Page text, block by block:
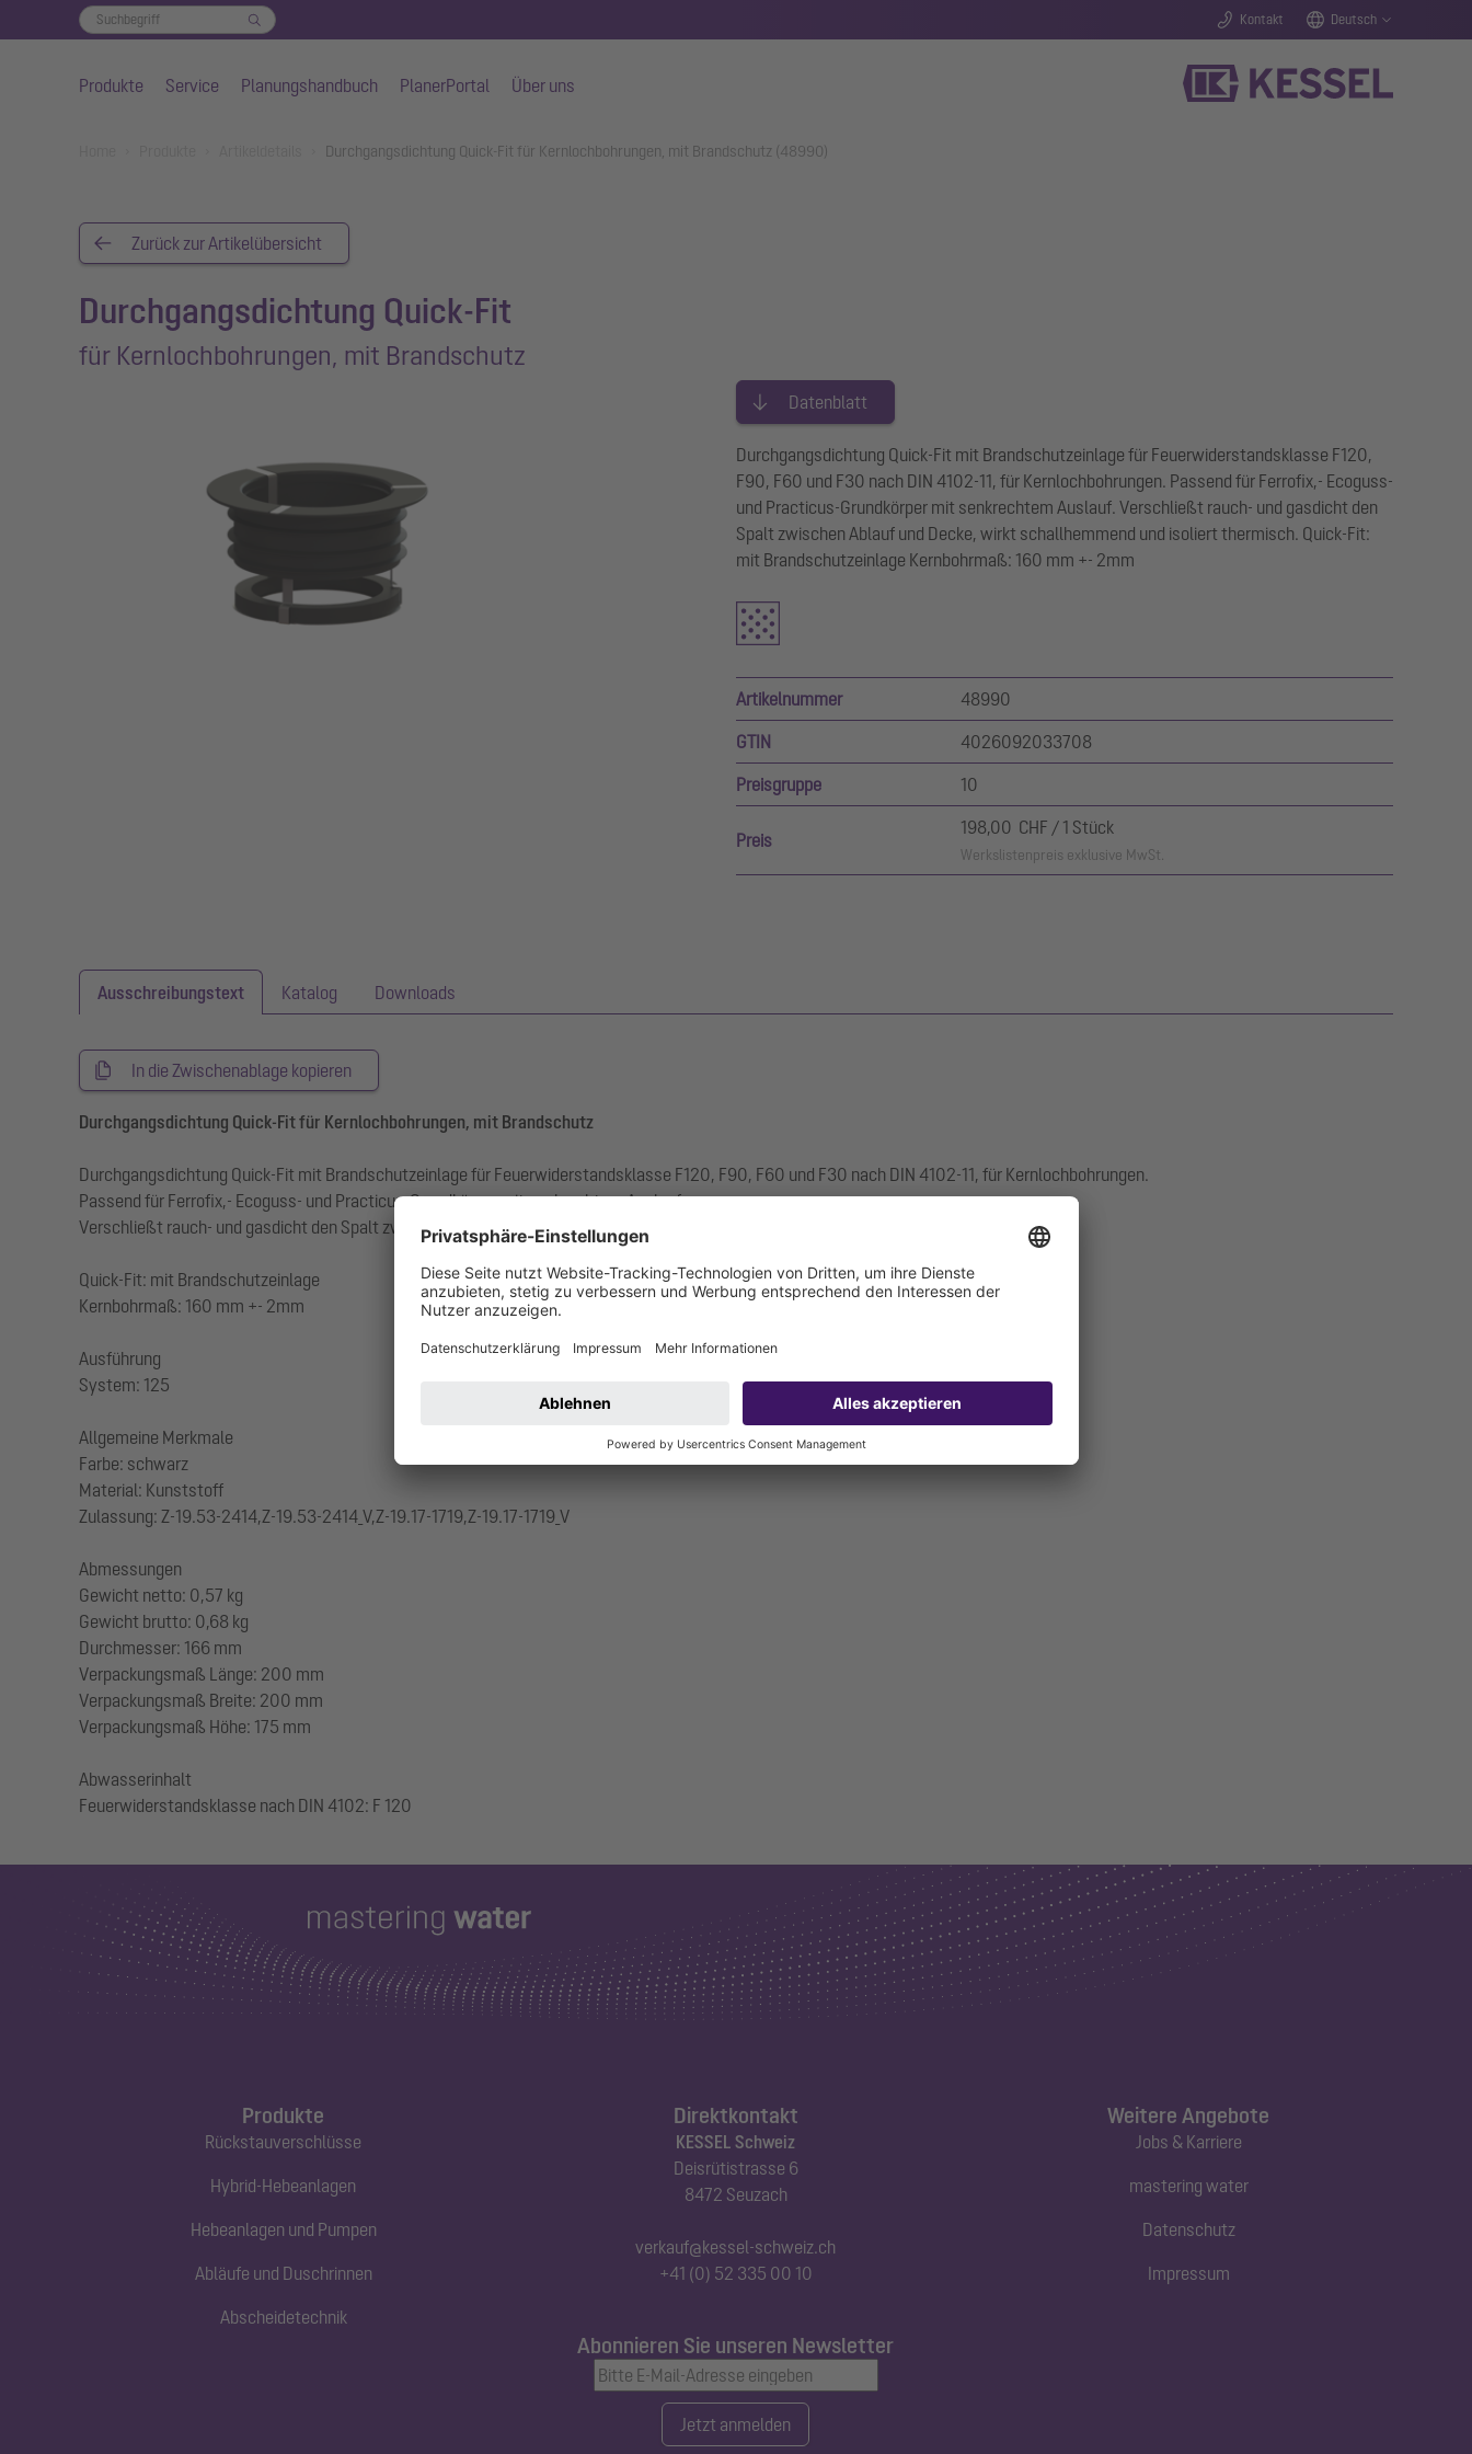
Kontakt Deutsch
Produkte Service Planungshandbuch PlanerPortal Über uns
Durchgangsdichtung Quick-Fit für Kernlochbohrungen, mit Brandschutz (48990)
Zurück zur Artikelübersicht
Durchgangsdichtung Quick-Fit
für Kernlochbohrungen, mit Brandschutz
Datenblatt
Durchgangsdichtung Quick-Fit mit Brandschutzeinlage für Feuerwiderstandsklasse F120,
F90, F60 und F30 nach DIN 4102-11, für Kernlochbohrungen. Passend für Ferrofix,- Ecoguss-
und Practicus-Grundkörper mit senkrechtem Auslauf. Verschließt rauch- und gasdicht den
Spalt zwischen Ablauf und Decke, wirkt schallhemmend und isoliert thermisch. Quick-Fit:
mit Brandschutzeinlage Kernbohrmaß: 160 mm +- 2mm
Artikelnummer 48990
GTIN 4026092033708
Preisgruppe 10
Preis
198,00 CHF / 1 Stück
Werkslistenpreis exklusive MwSt.
Ausschreibungstext Katalog Downloads
In die Zwischenablage kopieren
Durchgangsdichtung Quick-Fit für Kernlochbohrungen, mit Brandschutz
Durchgangsdichtung Quick-Fit mit Brandschutzeinlage für Feuerwiderstandsklasse F120, F90, F60 und F30 nach DIN 4102-11, für Kernlochbohrungen.
Passend für Ferrofix,- Ecoguss- und Practicus-Grundkörper mit senkrechtem Auslauf.
Verschließt rauch- und gasdicht den Spalt zwischen Ablauf und Decke, wirkt schallhemmend und isoliert thermisch.
Quick-Fit: mit Brandschutzeinlage
Kernbohrmaß: 160 mm +- 2mm
Ausführung
System: 125
Allgemeine Merkmale
Farbe: schwarz
Material: Kunststoff
Zulassung: Z-19.53-2414,Z-19.53-2414_V,Z-19.17-1719,Z-19.17-1719_V
Abmessungen
Gewicht netto: 0,57 kg
Gewicht brutto: 0,68 kg
Durchmesser: 166 mm
Verpackungsmaß Länge: 200 mm
Verpackungsmaß Breite: 200 mm
Verpackungsmaß Höhe: 175 mm
Abwasserinhalt
Produkte
Rückstauverschlüsse
Hybrid-Hebeanlagen
Hebeanlagen und Pumpen
Abläufe und Duschrinnen
Abscheidetechnik
Direktkontakt
KESSEL Schweiz
Deisrütistrasse 6
8472 Seuzach
verkauf@kessel-schweiz.ch
+41 (0) 52 335 00 10
Abonnieren Sie unseren Newsletter
Jetzt anmelden
Weitere Angebote
Jobs & Karriere
mastering water
Datenschutz
Impressum